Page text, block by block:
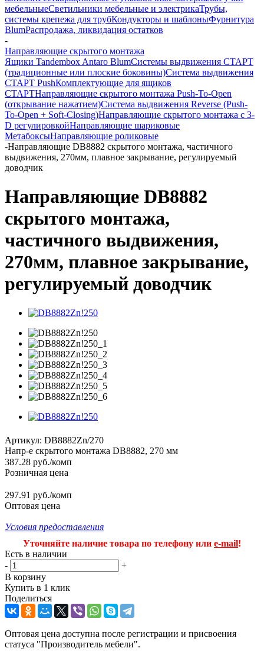
мебельныеСветильники мебельные и электрикаТрубы,
системы крепежа для трубКондукторы и шаблоныФурнитура
BlumРаспродажа, ликвидация остатков
-
Направляющие скрытого монтажа
Ящики Tandembox Antaro BlumСистемы выдвижения СТАРТ
(традиционные или плоские боковины)Система выдвижения
СТАРТ PushКомплектующие для ящиков
СТАРТНаправляющие скрытого монтажа Push-To-Open
(открывание нажатием)Система выдвижения Reverse (Push-
To-Open + Soft-Closing)Направляющие скрытого монтажа с 3-
D регулировкойНаправляющие шариковые
МетабоксыНаправляющие роликовые
-Направляющие DB8882 скрытого монтажа, частичного
выдвижения, 270мм, плавное закрывание, регулируемый
доводчик
Направляющие DB8882
скрытого монтажа,
частичного выдвижения,
270мм, плавное закрывание,
регулируемый доводчик
Артикул: DB8882Zn/270
Напр-е скрытого монтажа DB8882, 270 мм
387.28 руб./комп
Розничная цена
297.91 руб./комп
Оптовая цена
Условия предоставления
Уточняйте наличие товара по телефону или e-mail!
Есть в наличии
-
+
В корзину
Купить в 1 клик
Поделиться
Оптовая цена доступна после регистрации и присвоения
статуса "Производитель мебели".